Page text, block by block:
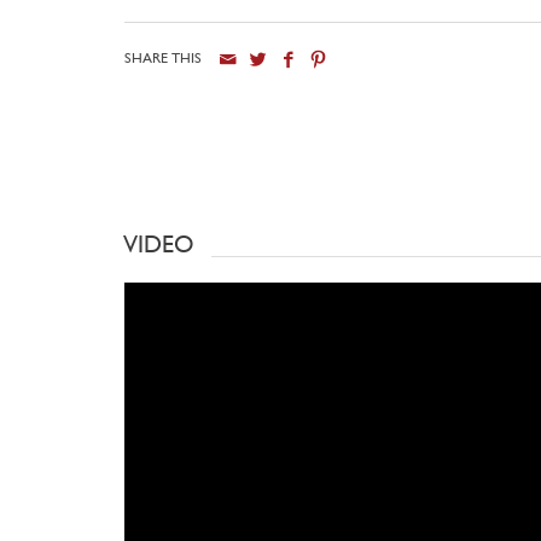
SHARE THIS
VIDEO